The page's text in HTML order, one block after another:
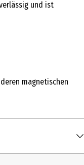
und ist
magnetischen